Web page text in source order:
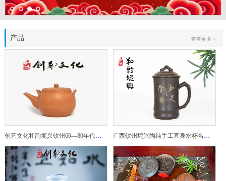
产品 查看更多 >
创艺文化和韵坭兴钦州60—80年代坭兴陶老壶——玉奎壶 广西钦州坭兴陶纯手工直身水杯名家陶瓷大师紫砂建水紫陶